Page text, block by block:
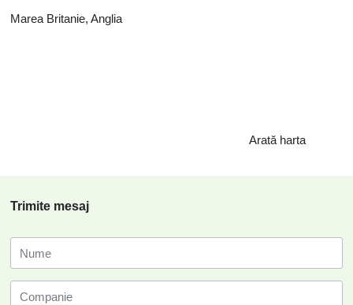
Marea Britanie, Anglia
Arată harta
Trimite mesaj